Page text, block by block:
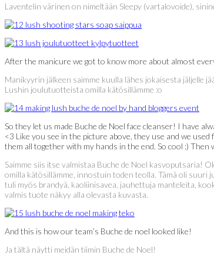
Laventelin värinen on nimeltään Sleepy (vartalovoide),
After the manicure we got to know more about almost
Manikyyrin jälkeen saimme kuulla lähes jokaisesta jäljelle
Lushin joulutuotteista omilla kätösillämme :o
So they let us made Buche de Noel face cleanser! I have
<3 Like you see in the picture above, they use and we
them all together with my hands in the end. So cool :)
Saimme siis itse valmistaa Buche de Noel
omilla kätösillämme, innostuin toden teolla. Tämä oli
tuli myös brandyä, kaoliinisavea, jauhettuja manteleita,
valmis tuote näkyy alla olevasta kuvasta.
And this is how our team’s Buche de noel looked like!
Ja tältä näytti meidän tiimin Buche de Noel!